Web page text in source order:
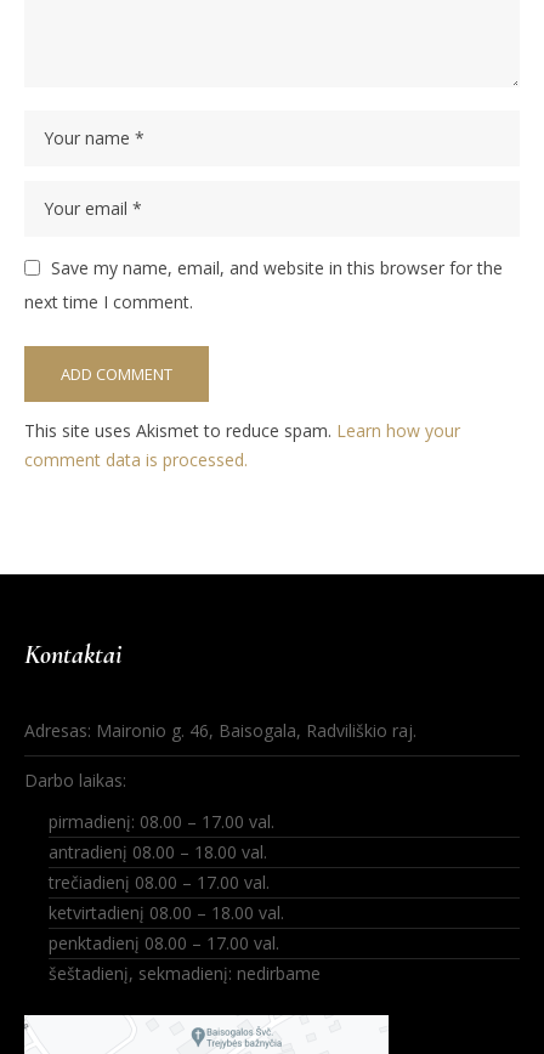
Save my name, email, and website in this browser for the
next time I comment.
This site uses Akismet to reduce spam. Learn how your
comment data is processed.
Kontaktai
Adresas: Maironio g. 46, Baisogala, Radviliškio raj.
Darbo laikas:
pirmadienį: 08.00 – 17.00 val.
antradienį 08.00 – 18.00 val.
trečiadienį 08.00 – 17.00 val.
ketvirtadienį 08.00 – 18.00 val.
penktadienį 08.00 – 17.00 val.
šeštadienį, sekmadienį: nedirbame